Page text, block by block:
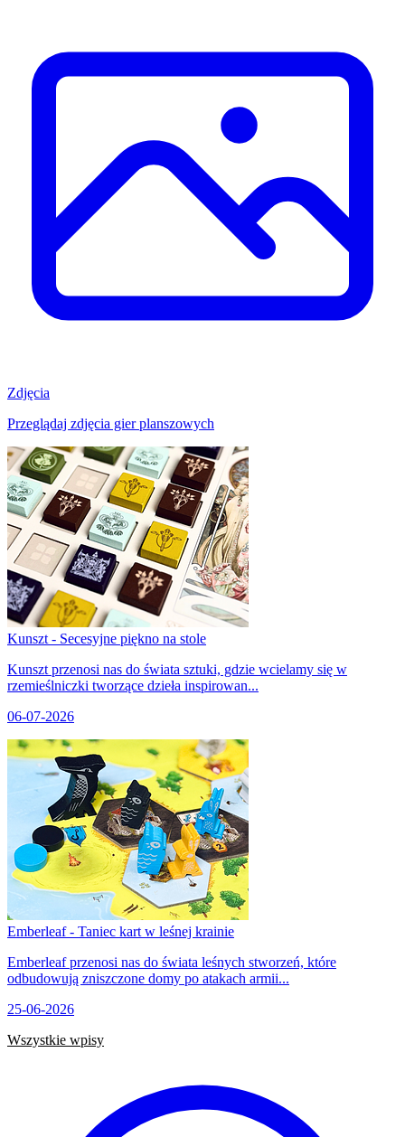
Zdjęcia
Przeglądaj zdjęcia gier planszowych
Kunszt - Secesyjne piękno na stole
Kunszt przenosi nas do świata sztuki, gdzie wcielamy się w
rzemieślniczki tworzące dzieła inspirowan...
06-07-2026
Emberleaf - Taniec kart w leśnej krainie
Emberleaf przenosi nas do świata leśnych stworzeń, które
odbudowują zniszczone domy po atakach armii...
25-06-2026
Wszystkie wpisy